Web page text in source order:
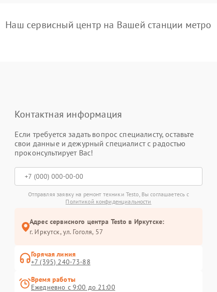
Наш сервисный центр на Вашей станции метро
Контактная информация
Если требуется задать вопрос специалисту, оставьте
свои данные и дежурный специалист с радостью
проконсультирует Вас!
Отправляя заявку на ремонт техники Testo, Вы соглашаетесь с
Политикой конфиденциальности
Адрес сервисного центра Testo в Иркутске:
г. Иркутск, ул. ​Гоголя, 57
Горячая линия
+7 (395) 240-73-88
Время работы
Ежедневно с 9:00 до 21:00